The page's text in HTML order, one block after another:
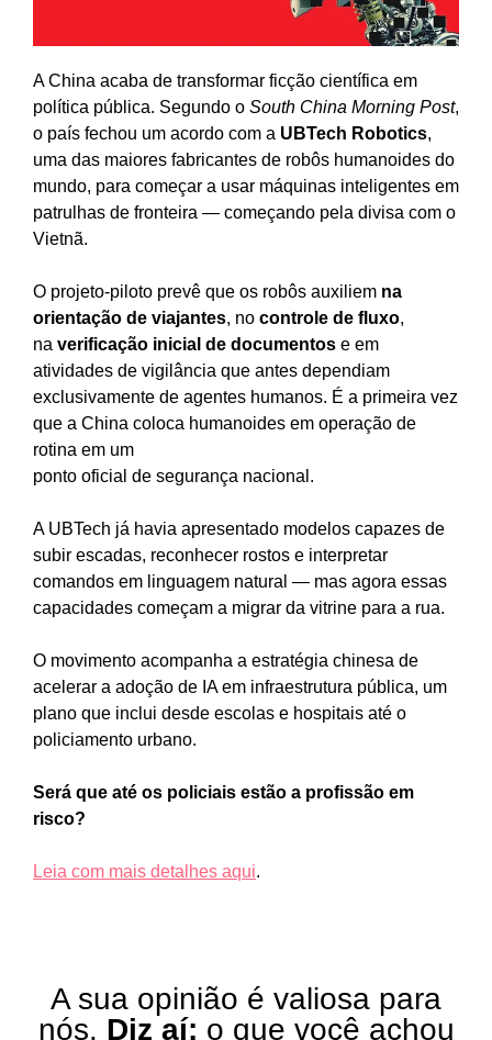
A China acaba de transformar ficção científica em
política pública. Segundo o South China Morning Post,
o país fechou um acordo com a UBTech Robotics,
uma das maiores fabricantes de robôs humanoides do
mundo, para começar a usar máquinas inteligentes em
patrulhas de fronteira — começando pela divisa com o
Vietnã.
O projeto-piloto prevê que os robôs auxiliem na
orientação de viajantes, no controle de fluxo,
na verificação inicial de documentos e em
atividades de vigilância que antes dependiam
exclusivamente de agentes humanos. É a primeira vez
que a China coloca humanoides em operação de
rotina em um
ponto oficial de segurança nacional.
A UBTech já havia apresentado modelos capazes de
subir escadas, reconhecer rostos e interpretar
comandos em linguagem natural — mas agora essas
capacidades começam a migrar da vitrine para a rua.
O movimento acompanha a estratégia chinesa de
acelerar a adoção de IA em infraestrutura pública, um
plano que inclui desde escolas e hospitais até o
policiamento urbano.
Será que até os policiais estão a profissão em
risco?
Leia com mais detalhes aqui.
A sua opinião é valiosa para
nós. Diz aí: o que você achou